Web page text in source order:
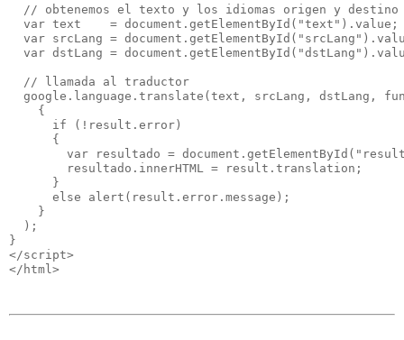
  // obtenemos el texto y los idiomas origen y destino
  var text    = document.getElementById("text").value;
var srcLang =
var dstLang =
  // llamada al traductor
google.language.translate(text, srcLang, dstLang,
    {
      if (!result.error)
      {
var resultado =
        resultado.innerHTML = result.translation;
      }
      else alert(result.error.message);
    }
  );
}
</script>
</html>